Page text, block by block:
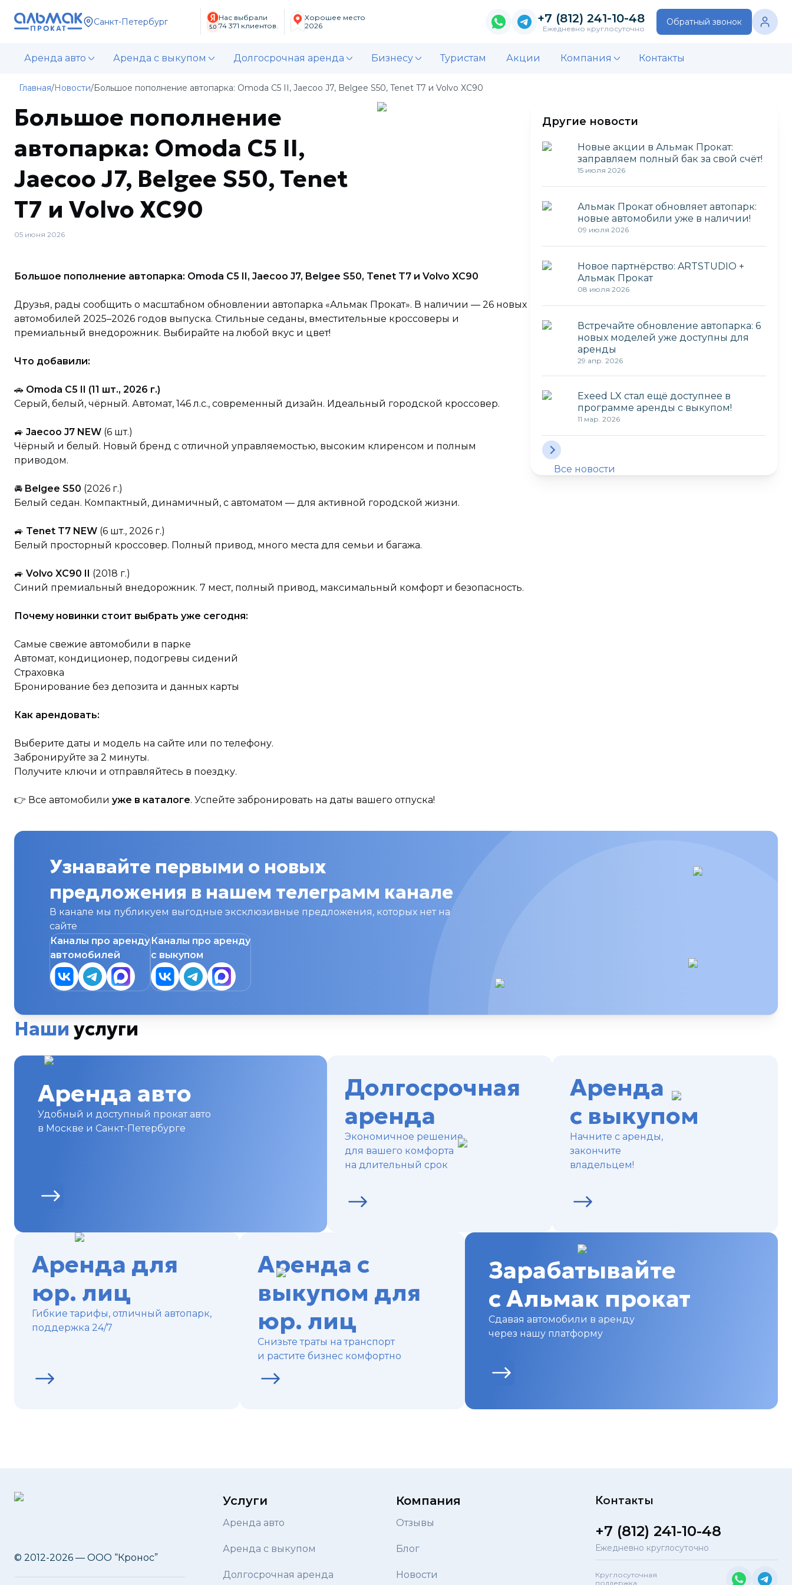
Санкт-Петербург 5.0
Нас выбрали
74 371 клиентов.
Хорошее место
2026
+7 (812) 241-10-48
Ежедневно круглосуточно
Обратный звонок
Аренда авто Аренда с выкупом Долгосрочная аренда Бизнесу Туристам Акции Компания Контакты
Главная/Новости/Большое пополнение автопарка: Omoda C5 II, Jaecoo J7, Belgee S50, Tenet T7 и Volvo XC90
Большое пополнение
автопарка: Omoda C5 II,
Jaecoo J7, Belgee S50, Tenet
T7 и Volvo XC90
05 июня 2026
Большое пополнение автопарка: Omoda C5 II, Jaecoo J7, Belgee S50, Tenet T7 и Volvo XC90
Друзья, рады сообщить о масштабном обновлении автопарка «Альмак Прокат». В наличии — 26 новых
автомобилей 2025–2026 годов выпуска. Стильные седаны, вместительные кроссоверы и
премиальный внедорожник. Выбирайте на любой вкус и цвет!
Что добавили:
🚗 Omoda C5 II (11 шт., 2026 г.)
Серый, белый, чёрный. Автомат, 146 л.с., современный дизайн. Идеальный городской кроссовер.
🚙 Jaecoo J7 NEW (6 шт.)
Чёрный и белый. Новый бренд с отличной управляемостью, высоким клиренсом и полным
приводом.
🚘 Belgee S50 (2026 г.)
Белый седан. Компактный, динамичный, с автоматом — для активной городской жизни.
🚙 Tenet T7 NEW (6 шт., 2026 г.)
Белый просторный кроссовер. Полный привод, много места для семьи и багажа.
🚙 Volvo XC90 II (2018 г.)
Синий премиальный внедорожник. 7 мест, полный привод, максимальный комфорт и безопасность.
Почему новинки стоит выбрать уже сегодня:
Самые свежие автомобили в парке
Автомат, кондиционер, подогревы сидений
Страховка
Бронирование без депозита и данных карты
Как арендовать:
Выберите даты и модель на сайте или по телефону.
Забронируйте за 2 минуты.
Получите ключи и отправляйтесь в поездку.
👉 Все автомобили уже в каталоге. Успейте забронировать на даты вашего отпуска!
Другие новости
Новые акции в Альмак Прокат:
заправляем полный бак за свой счёт!
15 июля 2026
Альмак Прокат обновляет автопарк:
новые автомобили уже в наличии!
09 июля 2026
Новое партнёрство: ARTSTUDIO +
Альмак Прокат
08 июля 2026
Встречайте обновление автопарка: 6
новых моделей уже доступны для
аренды
29 апр. 2026
Exeed LX стал ещё доступнее в
программе аренды с выкупом!
11 мар. 2026
Все новости
Узнавайте первыми о новых
предложения в нашем телеграмм канале
В канале мы публикуем выгодные эксклюзивные предложения, которых нет на
сайте
Каналы про аренду
автомобилей
Каналы про аренду
с выкупом
Наши услуги
Аренда авто
Удобный и доступный прокат авто
в Москве и Санкт-Петербурге
Долгосрочная
аренда
Экономичное решение
для вашего комфорта
на длительный срок
Аренда
с выкупом
Начните с аренды,
закончите
владельцем!
Аренда для
юр. лиц
Гибкие тарифы, отличный автопарк,
поддержка 24/7
Аренда с
выкупом для
юр. лиц
Снизьте траты на транспорт
и растите бизнес комфортно
Зарабатывайте
с Альмак прокат
Сдавая автомобили в аренду
через нашу платформу
© 2012-2026 — ООО “Кронос”
Услуги
Аренда авто
Аренда с выкупом
Долгосрочная аренда
Компания
Отзывы
Блог
Новости
Контакты
+7 (812) 241-10-48
Ежедневно круглосуточно
Круглосуточная
поддержка